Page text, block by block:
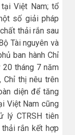
Việt Nam; tổ
số giải pháp
thải rắn sau
Tài nguyên và
ban hành Chỉ
tháng 7 năm
Chỉ thị nêu trên
diện để tăng
Việt Nam cũng
lý CTRSH tiên
rắn kết hợp